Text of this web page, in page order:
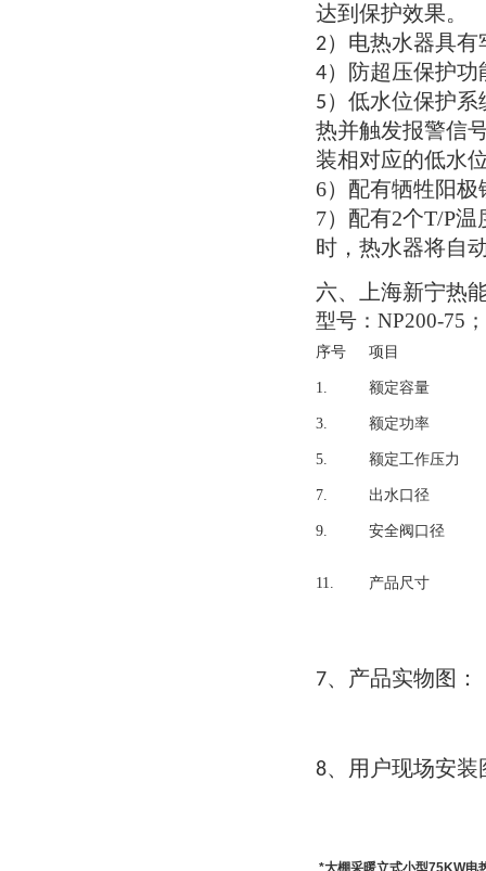
达到保护效果。
2） 电热水器具
4） 防超压保护功
5） 低水位保护系
热并触发报警信
装相对应的低水
6） 配有牺牲阳极
7） 配有2个T/P温
时 ， 热水器将自
六、 上海新宁热
型号 ：NP200-75
序号 项目
1. 额定容量
3. 额定功率
5. 额定工作压力
7. 出水口径
9. 安全阀口径
11. 产品尺寸
7、 产品实物图 ：
8、 用户现场安装
*大棚采暖立式小型75KW电